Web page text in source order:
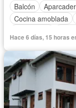
Balcón
Cocina amoblada
Tanque de agua
Caseta de vigilancia
Seguridad privada
Hace 6 días, 15 horas